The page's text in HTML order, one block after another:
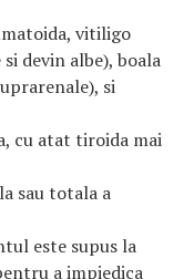
vitiligo
devin albe), boala
si
cu atat tiroida mai
sau totala a
este supus la
a impiedica